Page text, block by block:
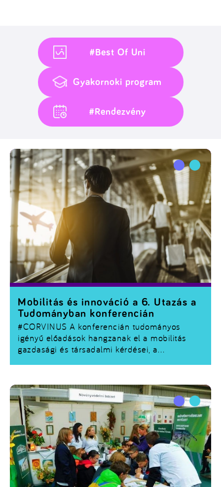
Kreditet.
#Best Of Uni
Gyakornoki program
#Rendezvény
#CORVINUS A konferencián tudományos
igényű előadások hangzanak el a mobilitás
gazdasági és társadalmi kérdései, a
szerepe és fenntarthatósági szempontjai,
valamint a mobilitás környezet- és
agrárgazdaságtani vonatkozásai
témakörökben.
Mobilitás és innováció a 6. Utazás a
Tudományban konferencián